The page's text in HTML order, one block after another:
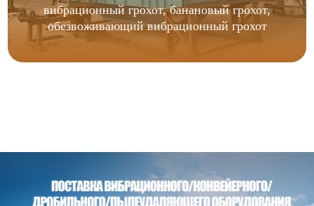
вибрационный грохот, банановый грохот,
обезвоживающий вибрационный грохот